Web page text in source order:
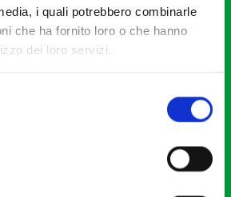
i quali potrebbero combinarle
che ha fornito loro o che hanno
dei loro servizi.
Musicali